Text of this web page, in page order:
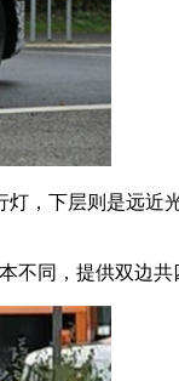
，下层则是远近
同，提供双边共